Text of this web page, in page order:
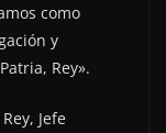
como
y
Rey».
Jefe